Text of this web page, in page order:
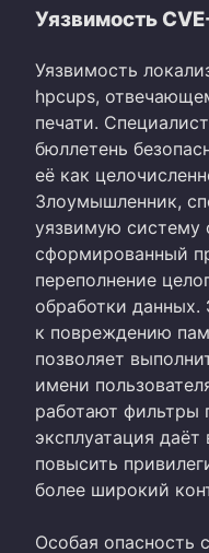
Уязвимость
Уязвимость
hpcups,
печати.
бюллетень
её как
Злоумышленник,
уязвимую систему
сформированный
переполнение
обработки данных.
к повреждению
позволяет
имени
работают фильтры
эксплуатация
повысить
более широкий
Особая опасность